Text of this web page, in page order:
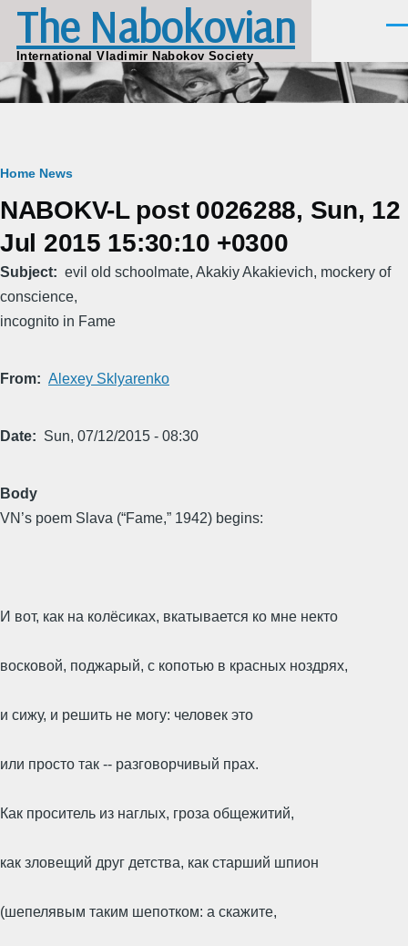
Skip to main content
The Nabokovian
International Vladimir Nabokov Society
Breadcrumb
Home News
NABOKV-L post 0026288, Sun, 12
Jul 2015 15:30:10 +0300
Subject
evil old schoolmate, Akakiy Akakievich, mockery of
conscience,
incognito in Fame
From Alexey Sklyarenko
Date Sun, 07/12/2015 - 08:30
Body
VN’s poem Slava (“Fame,” 1942) begins:
И вот, как на колёсиках, вкатывается ко мне некто
восковой, поджарый, с копотью в красных ноздрях,
и сижу, и решить не могу: человек это
или просто так -- разговорчивый прах.
Как проситель из наглых, гроза общежитий,
как зловещий друг детства, как старший шпион
(шепелявым таким шепотком: а скажите,